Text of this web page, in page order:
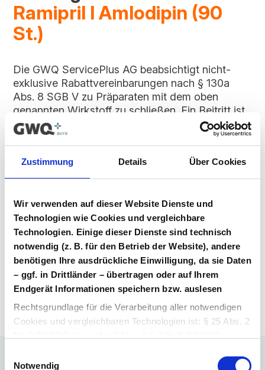
Zustimmung Details Über Cookies
Wir verwenden auf dieser Website Dienste und
Technologien wie Cookies und vergleichbare
Technologien. Einige dieser Dienste sind technisch
notwendig (z. B. für den Betrieb der Website), andere
benötigen Ihre ausdrückliche Einwilligung, da sie Daten
– ggf. in Drittländer – übertragen oder auf Ihrem
Endgerät Informationen speichern bzw. auslesen
Rechtsgrundlage für die Verarbeitung aller notwendigen
Cookies und vergleichbaren Technologien ist: § 25 Abs. 2
Rechtsgrundlage für die Verarbeitung aller weiteren
Notwendig
Ramipril I Amlodipin (90
St.)
Die GWQ ServicePlus AG beabsichtigt nicht-
exklusive Rabattvereinbarungen nach § 130a
Abs. 8 SGB V zu Präparaten mit dem oben
genannten Wirkstoff zu schließen. Ein Beitritt ist
für alle Marktteilnehmer möglich, solange dieser
Vertrag im Vergabeportal gelistet ist.
Vertragsunterlagen
Vertragsunterlagen einzusehen und
herunterzuladen. Sie haben noch kein
Benutzerkonto? Dann können Sie sich hier
direkt registrieren.
Login Arzneimittel Konto erstellen